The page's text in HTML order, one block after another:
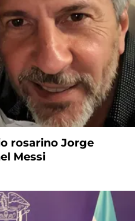
rosarino Jorge
Messi